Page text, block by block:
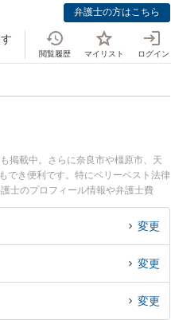
弁護士の方はこちら
閲覧履歴 マイリスト ログイン
掲載中。さらに奈良市や橿原市、天
でき便利です。特にベリーベスト法律
士のプロフィール情報や弁護士費
窃盗罪のトラブル解決の実績豊富な近
んにおすすめです。
変更
変更
変更